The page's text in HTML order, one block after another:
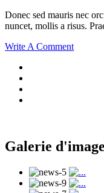
Donec sed mauris nec
nuncet, mollis a risus.
Write A Comment
Galerie